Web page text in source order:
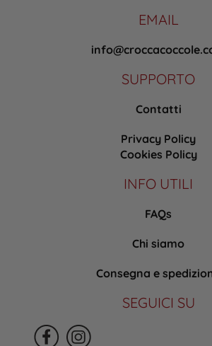
EMAIL
SUPPORTO
Contatti
Privacy Policy
Cookies Policy
INFO UTILI
FAQs
Chi siamo
Consegna e
SEGUICI SU